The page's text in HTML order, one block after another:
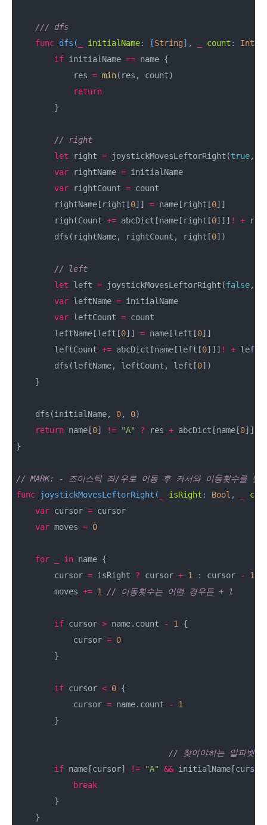
/// dfs
func dfs ( initialName: [String], count : Int
if initialName == name {
            res
= min(res, count)
return
        }
// right
let right = joystickMovesLeftorRight(true,
var rightName = initialName
var rightCount = count
        rightName[right[
0]] = name[right[0]]
        rightCount
+= abcDict[name[right[0]]] ! +
        dfs(rightName, rightCount, right[
0])
// left
let left = joystickMovesLeftorRight(false,
var leftName = initialName
var leftCount = count
        leftName[left[
0]] = name[left[0]]
        leftCount
+= abcDict[name[left[0]]] ! + left[
        dfs(leftName, leftCount, left[
0])
    }
    dfs(initialName,
0, 0)
return name[0] != "A" ? res + abcDict[name[0]]
}
// MARK: - 조이스틱 좌/우로 이동 후 커서와 이동횟수를 반
func
joystickMovesLeftorRight ( isRight : Bool ,
var cursor = cursor
var moves = 0
for in name {
        cursor
= isRight ? cursor + 1 : cursor - 1
        moves
+= 1 // 이동횟수는 어떤 경우든 + 1
if cursor > name.count - 1
{
            cursor
= 0
        }
if cursor < 0 {
            cursor
= name.count -
1
        }
// 찾아야하는 알파벳:
if name[cursor] != "A" &&
break
        }
    }